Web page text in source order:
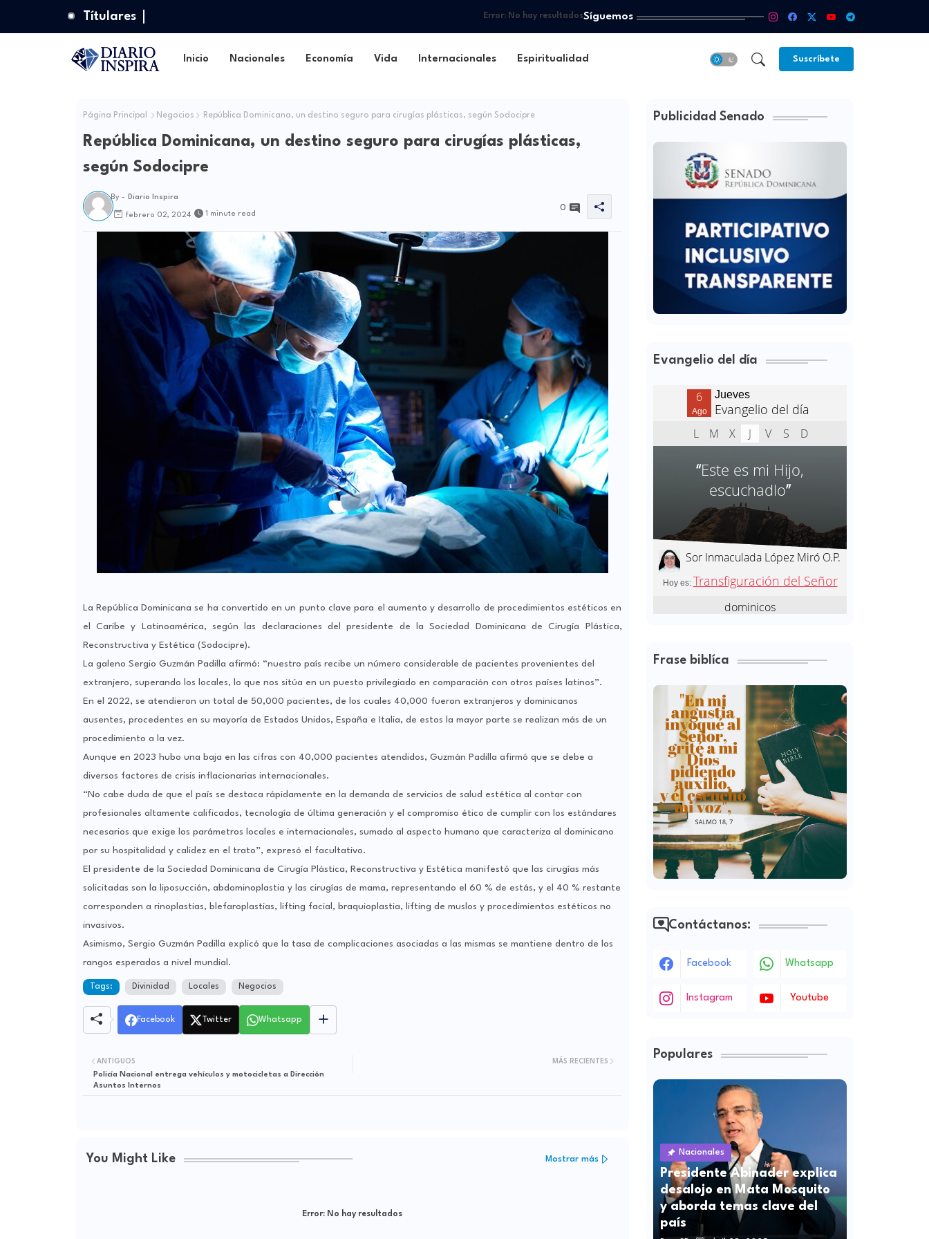
Títulares Error:No hay resultadosSíguemos
Inicio Nacionales Economía Vida Internacionales Espiritualidad Suscríbete
Página Principal Negocios República Dominicana, un destino seguro para cirugías plásticas, según Sodocipre
República Dominicana, un destino seguro para cirugías plásticas,
según Sodocipre
By - Diario Inspira
febrero 02, 2024 1 minute read
0
La República Dominicana se ha convertido en un punto clave para el aumento y desarrollo de procedimientos estéticos en
el Caribe y Latinoamérica, según las declaraciones del presidente de la Sociedad Dominicana de Cirugía Plástica,
Reconstructiva y Estética (Sodocipre).
La galeno Sergio Guzmán Padilla afirmó: “nuestro país recibe un número considerable de pacientes provenientes del
extranjero, superando los locales, lo que nos sitúa en un puesto privilegiado en comparación con otros países latinos”.
En el 2022, se atendieron un total de 50,000 pacientes, de los cuales 40,000 fueron extranjeros y dominicanos
ausentes, procedentes en su mayoría de Estados Unidos, España e Italia, de estos la mayor parte se realizan más de un
procedimiento a la vez.
Aunque en 2023 hubo una baja en las cifras con 40,000 pacientes atendidos, Guzmán Padilla afirmó que se debe a
diversos factores de crisis inflacionarias internacionales.
“No cabe duda de que el país se destaca rápidamente en la demanda de servicios de salud estética al contar con
profesionales altamente calificados, tecnología de última generación y el compromiso ético de cumplir con los estándares
necesarios que exige los parámetros locales e internacionales, sumado al aspecto humano que caracteriza al dominicano
por su hospitalidad y calidez en el trato”, expresó el facultativo.
El presidente de la Sociedad Dominicana de Cirugía Plástica, Reconstructiva y Estética manifestó que las cirugías más
solicitadas son la liposucción, abdominoplastia y las cirugías de mama, representando el 60 % de estás, y el 40 % restante
corresponden a rinoplastias, blefaroplastias, lifting facial, braquioplastia, lifting de muslos y procedimientos estéticos no
invasivos.
Asimismo, Sergio Guzmán Padilla explicó que la tasa de complicaciones asociadas a las mismas se mantiene dentro de los
rangos esperados a nivel mundial.
Tags: Divinidad Locales Negocios
Facebook Twitter Whatsapp
MÁS RECIENTES
ANTIGUOS
Policía Nacional entrega vehículos y motocicletas a Dirección
Asuntos Internos
You Might Like Mostrar más
Error: No hay resultados
Publicidad Senado
Evangelio del día
Frase biblíca
Contáctanos:
Facebook Whatsapp
Instagram Youtube
Populares
Nacionales
Presidente Abinader explica
desalojo en Mata Mosquito
y aborda temas clave del
país